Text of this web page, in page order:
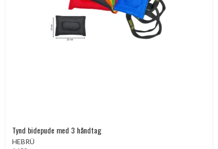
Tynd bidepude med 3 håndtag
HEBRÜ